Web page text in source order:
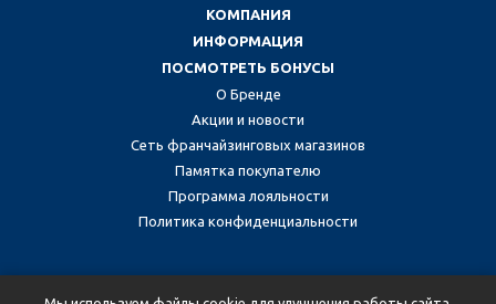
КОМПАНИЯ
ИНФОРМАЦИЯ
ПОСМОТРЕТЬ БОНУСЫ
О Бренде
Акции и новости
Сеть франчайзинговых магазинов
Памятка покупателю
Программа лояльности
Политика конфиденциальности
Присоединяйтесь к нам в социальных сетях: